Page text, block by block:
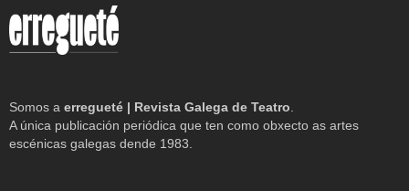
Somos a erregueté | Revista Galega de Teatro
A única publicación periódica que ten como obxecto as artes
escénicas galegas dende 1983.